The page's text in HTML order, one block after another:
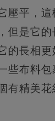
壓平，這
但是它的
的長相更
些布料包
有精美花